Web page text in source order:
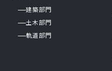
建築部門
土木部門
軌道部門